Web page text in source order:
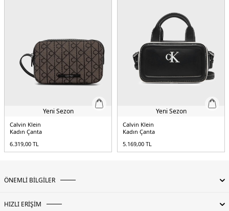
Yeni Sezon
Calvin Klein
Kadın Çanta
6.319,00 TL
Yeni Sezon
Calvin Klein
Kadın Çanta
5.169,00 TL
ÖNEMLİ BİLGİLER
HIZLI ERİŞİM